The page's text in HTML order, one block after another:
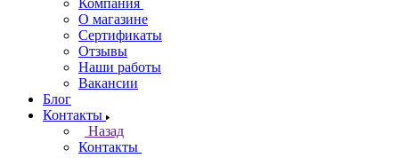
Компания
О магазине
Сертификаты
Отзывы
Наши работы
Вакансии
Блог
Контакты
Назад
Контакты